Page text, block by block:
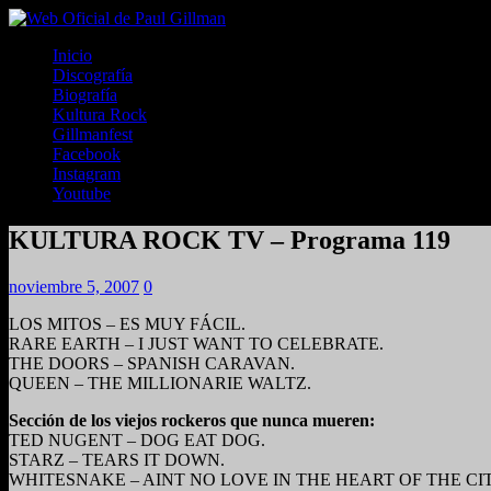
Inicio
Discografía
Biografía
Kultura Rock
Gillmanfest
Facebook
Instagram
Youtube
KULTURA ROCK TV – Programa 119
noviembre 5, 2007 0
LOS MITOS – ES MUY FÁCIL.
RARE EARTH – I JUST WANT TO CELEBRATE.
THE DOORS – SPANISH CARAVAN.
QUEEN – THE MILLIONARIE WALTZ.
Sección de los viejos rockeros que nunca mueren:
TED NUGENT – DOG EAT DOG.
STARZ – TEARS IT DOWN.
WHITESNAKE – AINT NO LOVE IN THE HEART OF THE